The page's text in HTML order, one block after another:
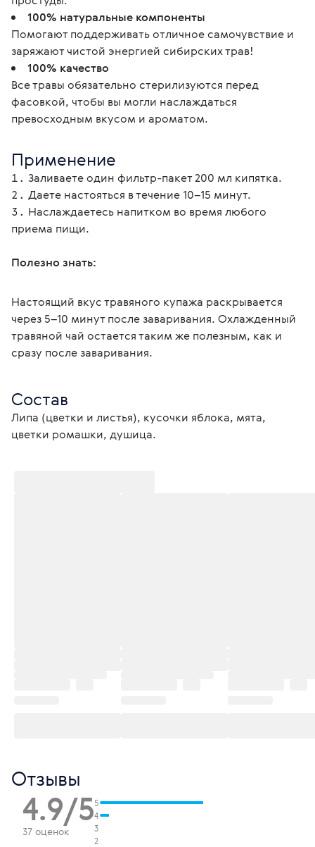
100% натуральные компоненты
Помогают поддерживать отличное самочувствие и
заряжают чистой энергией сибирских трав!
100% качество
Все травы обязательно стерилизуются перед
фасовкой, чтобы вы могли наслаждаться
превосходным вкусом и ароматом.
Применение
Заливаете один фильтр-пакет 200 мл кипятка.
Даете настояться в течение 10–15 минут.
Наслаждаетесь напитком во время любого
приема пищи.
Полезно знать:
Настоящий вкус травяного купажа раскрывается
через 5–10 минут после заваривания. Охлажденный
травяной чай остается таким же полезным, как и
сразу после заваривания.
Состав
Липа (цветки и листья), кусочки яблока, мята,
цветки ромашки, душица.
Отзывы
4.9/5
37 оценок
5
4
3
2